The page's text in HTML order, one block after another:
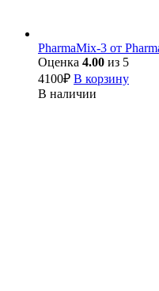
PharmaMix-3 от
Оценка 4.00 из 5
4100₽ В корзину
В наличии